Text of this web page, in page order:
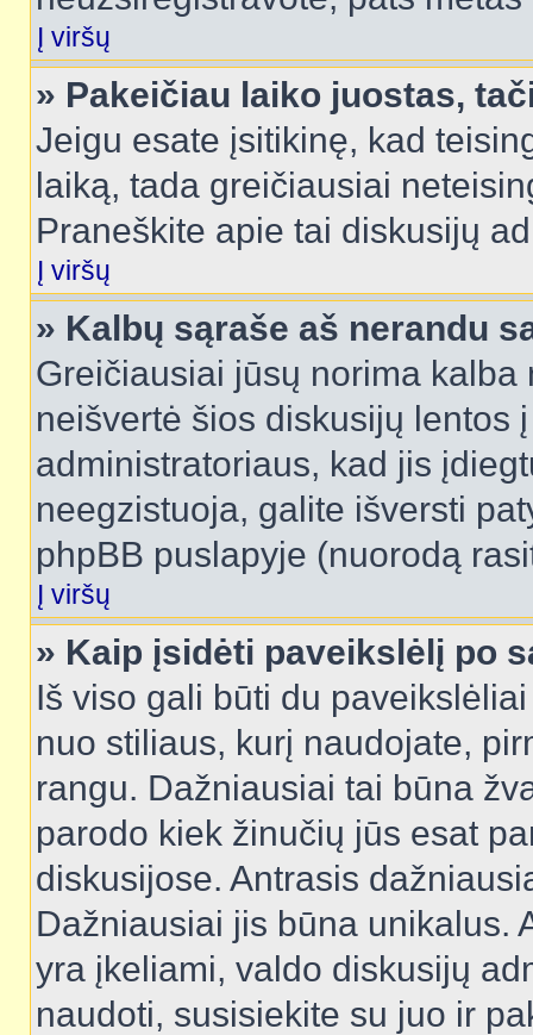
Į viršų
» Pakeičiau laiko juostas,
Jeigu esate įsitikinę, kad
laiką, tada greičiausiai
Praneškite apie tai diskusijų
Į viršų
» Kalbų sąraše aš nerandu
Greičiausiai jūsų norima
neišvertė šios diskusijų lentos
administratoriaus, kad jis
neegzistuoja, galite išversti
phpBB puslapyje (nuorodą
Į viršų
» Kaip įsidėti paveikslėlį po
Iš viso gali būti du
nuo stiliaus, kurį naudojate,
rangu. Dažniausiai tai būna
parodo kiek žinučių jūs esat
diskusijose. Antrasis
Dažniausiai jis būna unikalus.
yra įkeliami, valdo diskusijų
naudoti, susisiekite su juo ir